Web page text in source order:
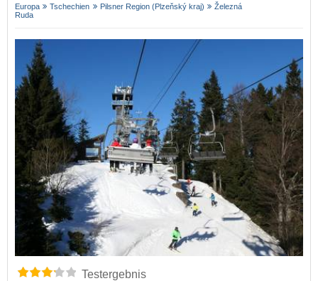
Europa Tschechien Pilsner Region (Plzeňský kraj)
Železná
Ruda
Testergebnis